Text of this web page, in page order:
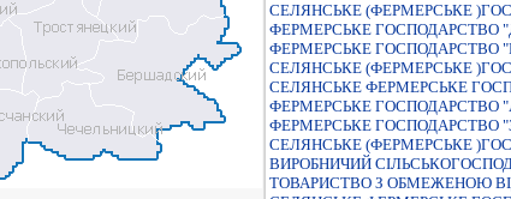
СЕЛЯНСЬКЕ (ФЕРМЕРСЬКЕ
ФЕРМЕРСЬКЕ ГОСПОДАРСТВО
ФЕРМЕРСЬКЕ ГОСПОДАРСТВО
СЕЛЯНСЬКЕ (ФЕРМЕРСЬКЕ
СЕЛЯНСЬКЕ ФЕРМЕРСЬКЕ
ФЕРМЕРСЬКЕ ГОСПОДАРСТВО
ФЕРМЕРСЬКЕ ГОСПОДАРСТВО
СЕЛЯНСЬКЕ (ФЕРМЕРСЬКЕ
ВИРОБНИЧИЙ
ТОВАРИСТВО З ОБМЕЖЕНОЮ